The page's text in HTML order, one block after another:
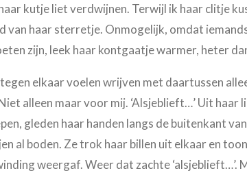
kutje liet verdwijnen. Terwijl ik haar clitje
van haar sterretje. Onmogelijk, omdat
zijn, leek haar kontgaatje warmer, heter
elkaar voelen wrijven met daartussen
alleen maar voor mij. ‘Alsjeblieft…’ Uit
gleden haar handen langs de buitenkant
al boden. Ze trok haar billen uit elkaar en
weergaf. Weer dat zachte ‘alsjeblieft…’.